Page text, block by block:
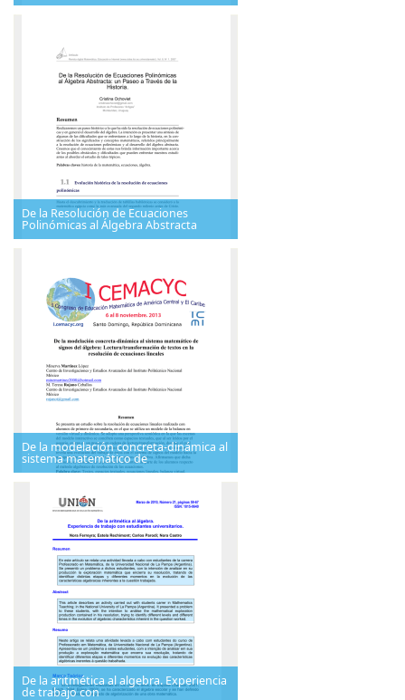
De la Resolución de Ecuaciones
Polinómicas al Álgebra Abstracta
De la modelación concreta-dinámica al
sistema matemático de
De la aritmética al algebra. Experiencia
de trabajo con